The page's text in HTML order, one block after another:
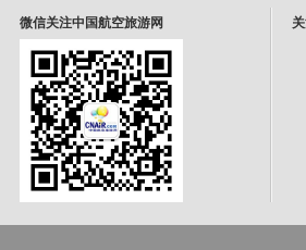
微信关注中国航空旅游网